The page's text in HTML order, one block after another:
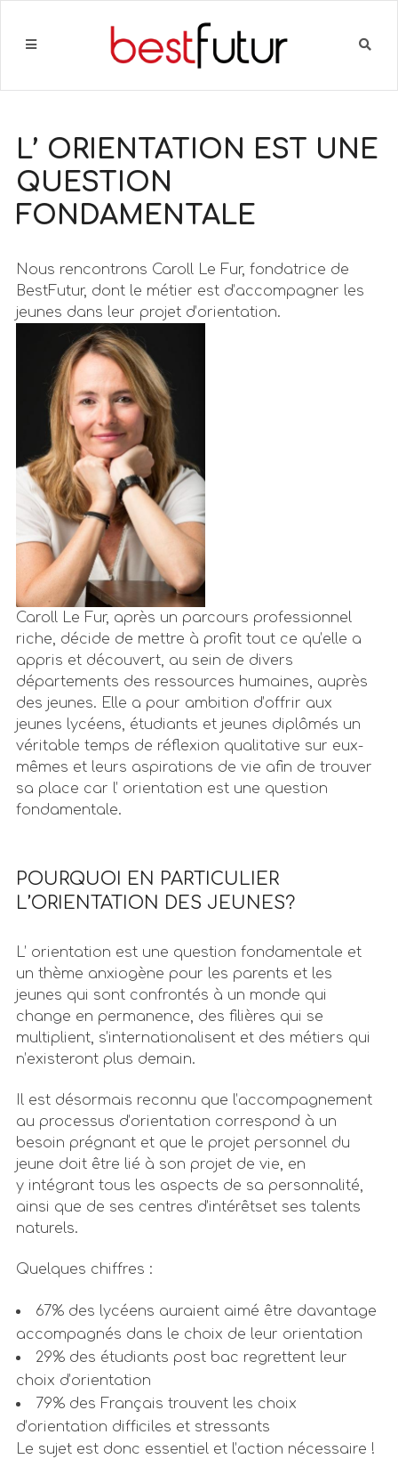
L’ ORIENTATION EST UNE
QUESTION
FONDAMENTALE
Nous rencontrons Caroll Le Fur, fondatrice de
BestFutur, dont le métier est d’accompagner les
jeunes dans leur projet d’orientation.
Caroll Le Fur, après un parcours professionnel
riche, décide de mettre à profit tout ce qu’elle a
appris et découvert, au sein de divers
départements des ressources humaines, auprès
des jeunes. Elle a pour ambition d’offrir aux
jeunes lycéens, étudiants et jeunes diplômés un
véritable temps de réflexion qualitative sur eux-
mêmes et leurs aspirations de vie afin de trouver
sa place car l’ orientation est une question
fondamentale.
POURQUOI EN PARTICULIER
L’ORIENTATION DES JEUNES?
L’ orientation est une question fondamentale et
un thème anxiogène pour les parents et les
jeunes qui sont confrontés à un monde qui
change en permanence, des filières qui se
multiplient, s’internationalisent et des métiers qui
n’existeront plus demain.
Il est désormais reconnu que l’accompagnement
au processus d’orientation correspond à un
besoin prégnant et que le projet personnel du
jeune doit être lié à son projet de vie, en
y intégrant tous les aspects de sa personnalité,
ainsi que de ses centres d’intérêtset ses talents
naturels.
Quelques chiffres :
67% des lycéens auraient aimé être davantage
accompagnés dans le choix de leur orientation
29% des étudiants post bac regrettent leur
choix d’orientation
79% des Français trouvent les choix
d’orientation difficiles et stressants
Le sujet est donc essentiel et l’action nécessaire !